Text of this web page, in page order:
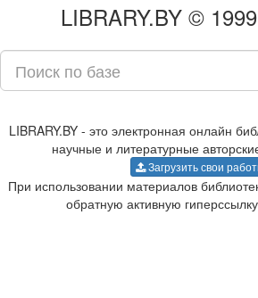
LIBRARY.BY ©
LIBRARY.BY - это электронная онлайн
научные и литературные
Загрузить свои
При использовании материалов
обратную активную